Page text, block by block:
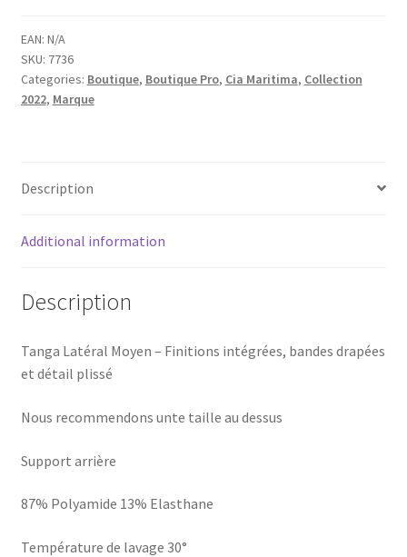
EAN: N/A
SKU: 7736
Categories: Boutique, Boutique Pro, Cia Maritima, Collection
2022, Marque
Description
Additional information
Description
Tanga Latéral Moyen – Finitions intégrées, bandes drapées
et détail plissé
Nous recommendons unte taille au dessus
Support arrière
87% Polyamide 13% Elasthane
Température de lavage 30°